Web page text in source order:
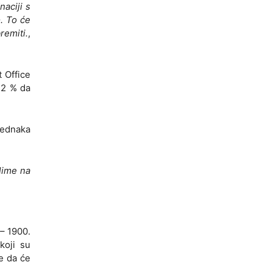
s
To će
,
Office
% da
na
1900.
su
da će